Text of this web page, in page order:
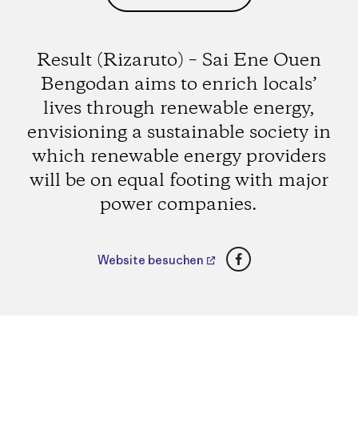
Result (Rizaruto) – Sai Ene Ouen
Bengodan aims to enrich locals’
lives through renewable energy,
envisioning a sustainable society in
which renewable energy providers
will be on equal footing with major
power companies.
Website besuchen Facebook